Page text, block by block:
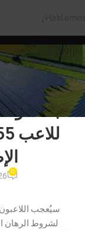
لعبة سلوت
0
سيُعجب اللاعبون
لشروط الرهان